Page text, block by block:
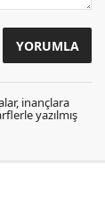
inançlara
yazılmış